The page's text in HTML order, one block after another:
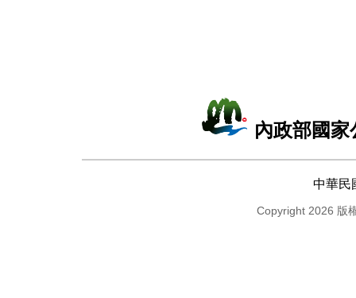
內政部國
中華民
Copyright 2026 版